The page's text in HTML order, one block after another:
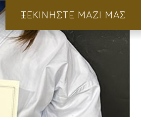
ΞΕΚΙΝΗΣΤΕ ΜΑΖΙ ΜΑΣ